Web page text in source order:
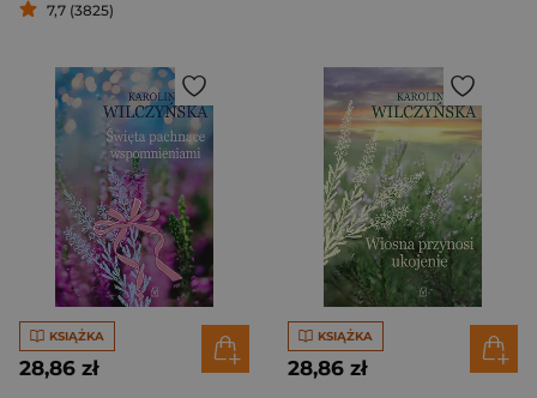
7,7 (3825)
KSIĄŻKA
28,86 zł
KSIĄŻKA
28,86 zł